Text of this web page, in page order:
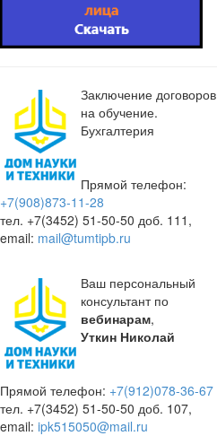
Заключение договоров
на обучение.
Бухгалтерия
Прямой телефон:
+7(908)873-11-28
тел. +7(3452) 51-50-50 доб. 111,
email: mail@tumtipb.ru
Ваш персональный
консультант по
вебинарам,
Уткин Николай
Прямой телефон: +7(912)078-36-67
тел. +7(3452) 51-50-50 доб. 107,
email: ipk515050@mail.ru